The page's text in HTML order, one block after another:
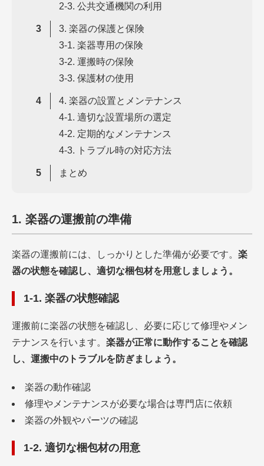
2-3. 公共交通機関の利用
3. 楽器の保護と保険
3-1. 楽器専用の保険
3-2. 運搬時の保険
3-3. 保護材の使用
4. 楽器の設置とメンテナンス
4-1. 適切な設置場所の選定
4-2. 定期的なメンテナンス
4-3. トラブル時の対応方法
まとめ
1. 楽器の運搬前の準備
楽器の運搬前には、しっかりとした準備が必要です。 楽
器の状態を確認し、適切な梱包材を用意しましょう。
1-1. 楽器の状態確認
運搬前に楽器の状態を確認し、必要に応じて修理やメン
テナンスを行います。 楽器が正常に動作することを確認
し、運搬中のトラブルを防ぎましょう。
楽器の動作確認
修理やメンテナンスが必要な場合は専門店に依頼
楽器の外観やパーツの確認
1-2. 適切な梱包材の用意